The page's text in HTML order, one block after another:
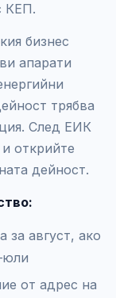
КЕП.
бизнес
апарати
трябва
След ЕИК
открийте
дейност.
за август, ако
от адрес на